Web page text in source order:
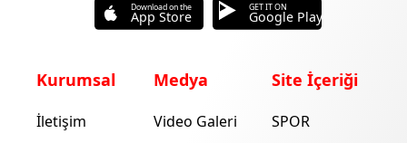
Download on the
App Store
GET IT ON
Google Play
Kurumsal
İletişim
Medya
Video Galeri
Site İçeriği
SPOR